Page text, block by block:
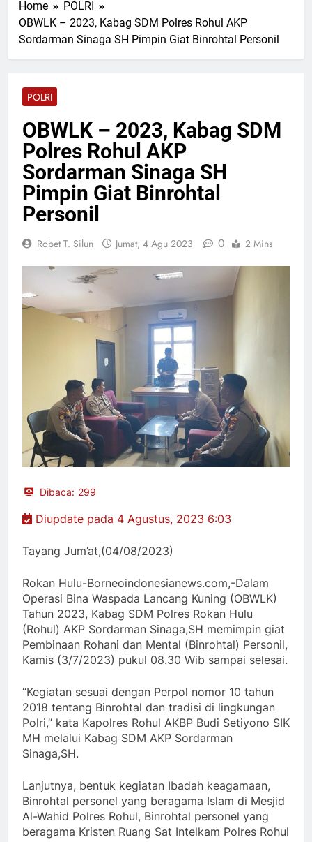
Terinspirasi Kisah Nyata,
Romeo AL-ILHAM Rilis “Kau
21 Jam Lalu
Wali Kota Pekanbaru dan
Tiga Negara Tanam Pohon
di Pekanbaru
21 Jam Lalu
Dugaan Galian C Bodong
Bermodus Perataan Lokasi
Mencuat, Krimsus Polda
21 Jam Lalu
Home
POLRI
OBWLK – 2023, Kabag SDM Polres Rohul AKP
Sordarman Sinaga SH Pimpin Giat Binrohtal Personil
POLRI
OBWLK – 2023, Kabag SDM
Polres Rohul AKP
Sordarman Sinaga SH
Pimpin Giat Binrohtal
Personil
Robet T. Silun Jumat, 4 Agu 2023 0 2 Mins
Dibaca: 299
Diupdate pada 4 Agustus, 2023 6:03
Tayang Jum’at,(04/08/2023)
Rokan Hulu-Borneoindonesianews.com,-Dalam
Operasi Bina Waspada Lancang Kuning (OBWLK)
Tahun 2023, Kabag SDM Polres Rokan Hulu
(Rohul) AKP Sordarman Sinaga,SH memimpin giat
Pembinaan Rohani dan Mental (Binrohtal) Personil,
Kamis (3/7/2023) pukul 08.30 Wib sampai selesai.
“Kegiatan sesuai dengan Perpol nomor 10 tahun
2018 tentang Binrohtal dan tradisi di lingkungan
Polri,” kata Kapolres Rohul AKBP Budi Setiyono SIK
MH melalui Kabag SDM AKP Sordarman
Sinaga,SH.
Lanjutnya, bentuk kegiatan Ibadah keagamaan,
Binrohtal personel yang beragama Islam di Mesjid
Al-Wahid Polres Rohul, Binrohtal personel yang
beragama Kristen Ruang Sat Intelkam Polres Rohul